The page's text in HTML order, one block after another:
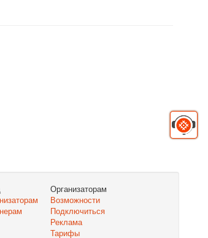
Организаторам
Возможности
Подключиться
Реклама
Тарифы